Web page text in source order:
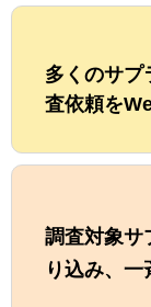
多くのサプ
査依頼を
調査対象サ
り込み、